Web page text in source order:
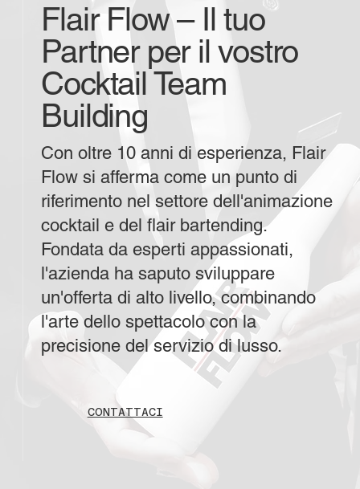
Flair Flow – Il tuo
Partner per il vostro
Cocktail Team
Building
CONTATTACI
Con oltre 10 anni di esperienza, Flair
Flow si afferma come un punto di
riferimento nel settore dell'animazione
cocktail e del flair bartending.
Fondata da esperti appassionati,
l'azienda ha saputo sviluppare
un'offerta di alto livello, combinando
l'arte dello spettacolo con la
precisione del servizio di lusso.